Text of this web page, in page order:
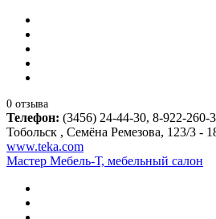
0 отзыва
Телефон: (3456) 24-44-30, 8-922-260-
Тобольск , Семёна Ремезова, 123/3 -
www.teka.com
Мастер Мебель-Т, мебельный салон